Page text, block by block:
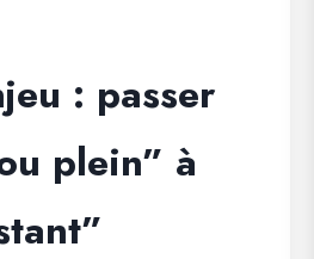
: passer
plein” à